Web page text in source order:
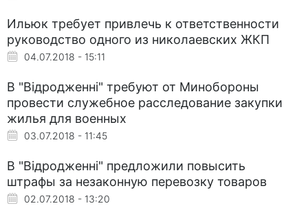
Ильюк требует привлечь к ответственности
руководство одного из николаевских ЖКП
04.07.2018 - 15:11
В "Відродженні" требуют от Минобороны
провести служебное расследование закупки
жилья для военных
03.07.2018 - 11:45
В "Відродженні" предложили повысить
штрафы за незаконную перевозку товаров
02.07.2018 - 13:20